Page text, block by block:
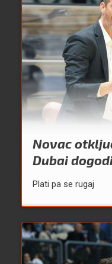
Novac
Dubai
Plati pa se rugaj